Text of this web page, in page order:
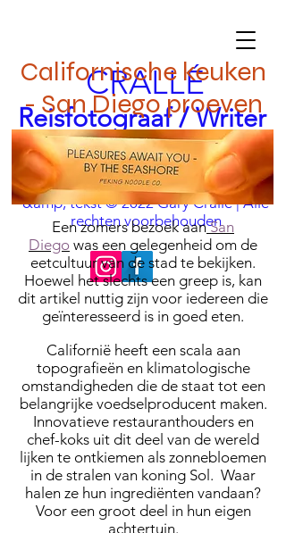
CRALLÉ
Reisfotograaf / Writer
achter de essentie aan
nfo@garycralle.com | Afbeeldingen
&amp; tekst © 2022 Gary Crallé | Alle
rechten voorbehouden
Californische keuken
- San Diego proeven
Een zomers bezoek aanSan
Diego was een gelegenheid om de
eetcultuur van de stad te bekijken.
Hoewel het slechts een greep is, kan
dit artikel nuttig zijn voor iedereen die
geïnteresseerd is in goed eten.
Californië heeft een scala aan
topografieën en klimatologische
omstandigheden die de staat tot een
belangrijke voedselproducent maken.
Innovatieve restauranthouders en
chef-koks uit dit deel van de wereld
lijken te ontkiemen als zonnebloemen
in de stralen van koning Sol. Waar
halen ze hun ingrediënten vandaan?
Voor een groot deel in hun eigen
achtertuin.